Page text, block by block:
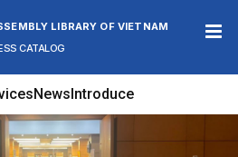
LIBRARY OF VIETNAM
CATALOG
NewsIntroduce